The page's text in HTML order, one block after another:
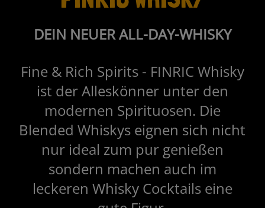
DEIN NEUER ALL-DAY-WHISKY
Fine & Rich Spirits - FINRIC Whisky
ist der Alleskönner unter den
modernen Spirituosen. Die
Blended Whiskys eignen sich nicht
nur ideal zum pur genießen
sondern machen auch im
leckeren Whisky Cocktails eine